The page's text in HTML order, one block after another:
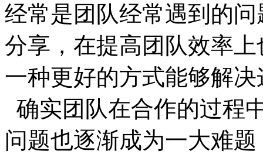
经常是团队经常遇到的
分享，在提高团队效率
一种更好的方式能够解
确实团队在合作的过程
问题也逐渐成为一大难